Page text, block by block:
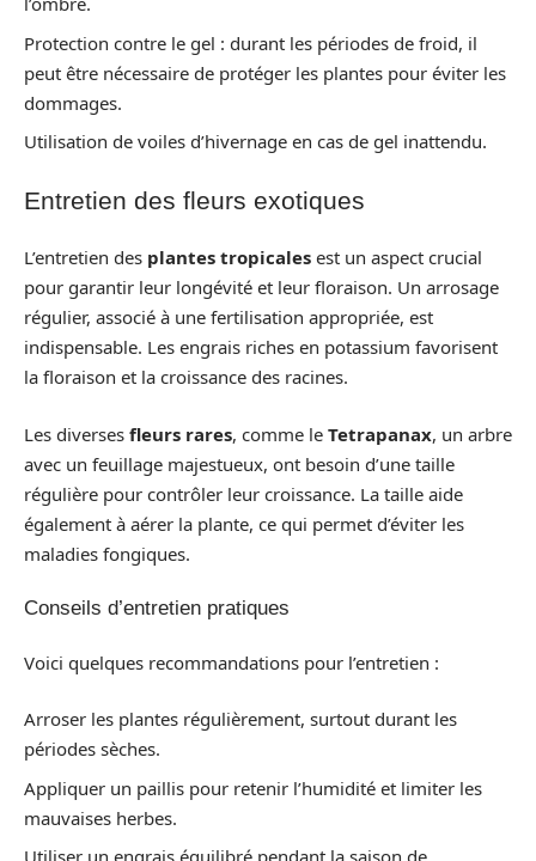
Protection contre le gel : durant les périodes de froid, il
peut être nécessaire de protéger les plantes pour éviter les
dommages.
Utilisation de voiles d’hivernage en cas de gel inattendu.
Entretien des fleurs exotiques
L’entretien des plantes tropicales est un aspect crucial
pour garantir leur longévité et leur floraison. Un arrosage
régulier, associé à une fertilisation appropriée, est
indispensable. Les engrais riches en potassium favorisent
la floraison et la croissance des racines.
Les diverses fleurs rares, comme le Tetrapanax, un arbre
avec un feuillage majestueux, ont besoin d’une taille
régulière pour contrôler leur croissance. La taille aide
également à aérer la plante, ce qui permet d’éviter les
maladies fongiques.
Conseils d’entretien pratiques
Voici quelques recommandations pour l’entretien :
Arroser les plantes régulièrement, surtout durant les
périodes sèches.
Appliquer un paillis pour retenir l’humidité et limiter les
mauvaises herbes.
Utiliser un engrais équilibré pendant la saison de